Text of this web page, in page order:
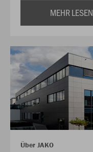
MEHR LESEN
Über JAKO